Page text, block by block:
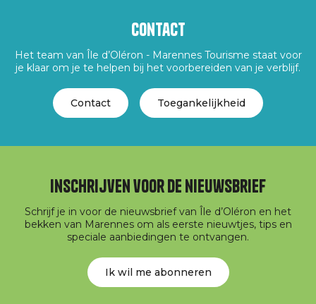
Contact
Het team van Île d’Oléron - Marennes Tourisme staat voor
je klaar om je te helpen bij het voorbereiden van je verblijf.
Contact Toegankelijkheid
Inschrijven voor de nieuwsbrief
Schrijf je in voor de nieuwsbrief van Île d’Oléron en het
bekken van Marennes om als eerste nieuwtjes, tips en
speciale aanbiedingen te ontvangen.
Ik wil me abonneren